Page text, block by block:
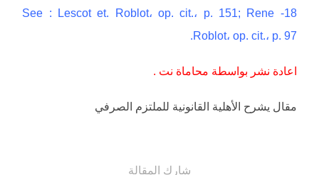
18- See : Lescot et. Roblot، op. cit.، p. 151; Rene
Roblot، op. cit.، p. 97.
اعادة نشر بواسطة محاماة نت .
مقال يشرح الأهلية القانونية للملتزم الصرفي
شارك المقالة